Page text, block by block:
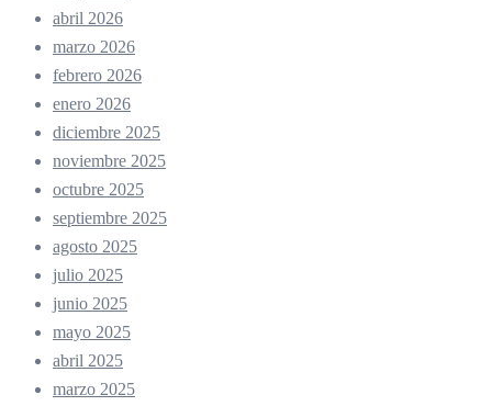
abril 2026
marzo 2026
febrero 2026
enero 2026
diciembre 2025
noviembre 2025
octubre 2025
septiembre 2025
agosto 2025
julio 2025
junio 2025
mayo 2025
abril 2025
marzo 2025